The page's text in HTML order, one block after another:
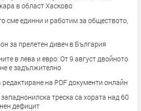
в област Хасково
сме единни и работим за обществото,
за прелетен дивеч в България
в лева и евро: От 9 август двойното
е задължително
на PDF документи онлайн
треска са хората над 60
дефицит